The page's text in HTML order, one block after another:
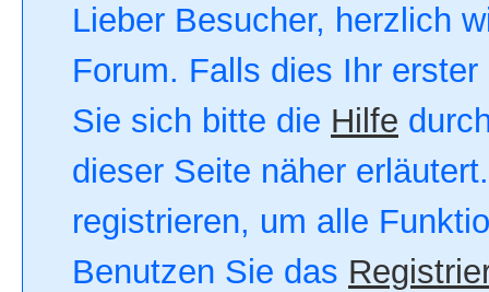
Lieber Besucher, herzlich
Forum. Falls dies Ihr
Sie sich bitte die Hilfe
dieser Seite näher
registrieren, um alle
Benutzen Sie das